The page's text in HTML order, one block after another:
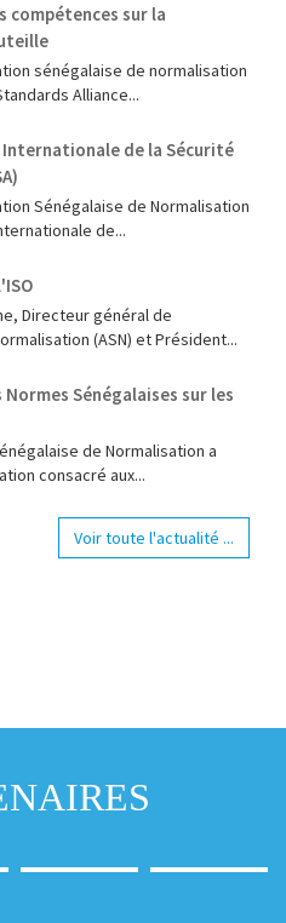
compétences sur la
sénégalaise de normalisation
Alliance...
Internationale de la Sécurité
Sénégalaise de Normalisation
de...
Directeur général de
(ASN) et Président...
Sénégalaises sur les
de Normalisation a
consacré aux...
Voir toute l'actualité ...